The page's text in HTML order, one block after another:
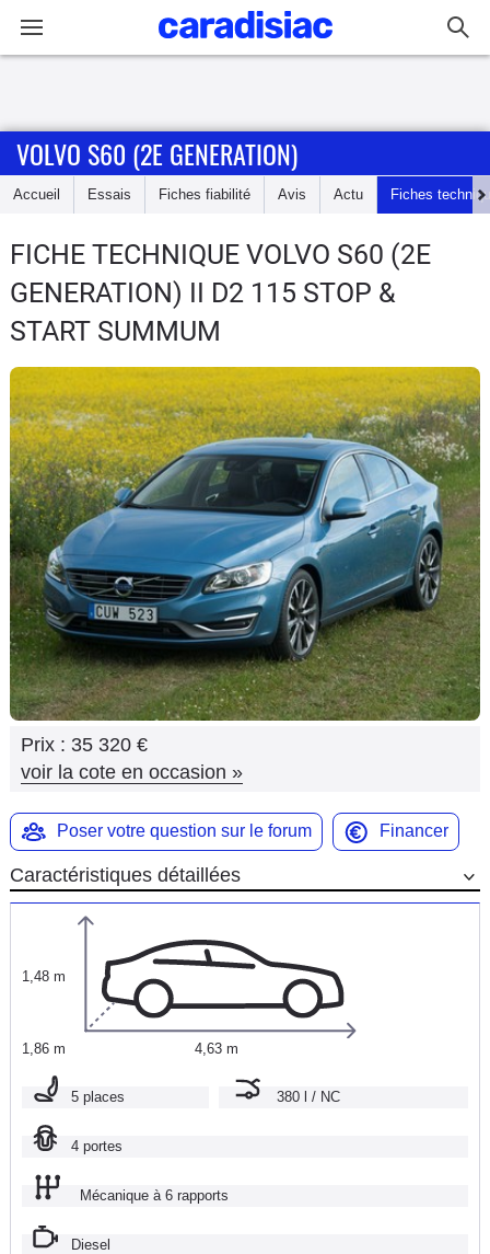
Accueil
Essais
Guide
d'achat
Electriques
Utilitaires
Flottes
Auto
Services
Forum
Moto
Marques
VOLVO S60 (2E GENERATION)
Accueil Essais Fiches fiabilité Avis Actu Fiches
FICHE TECHNIQUE VOLVO S60 (2E
GENERATION) II D2 115 STOP &
START SUMMUM
Prix : 35 320 €
voir la cote en occasion »
Poser votre question sur le forum Financer
Caractéristiques détaillées
1,48 m
1,86 m 4,63 m
5 places 380 l / NC
4 portes
Mécanique à 6 rapports
Diesel